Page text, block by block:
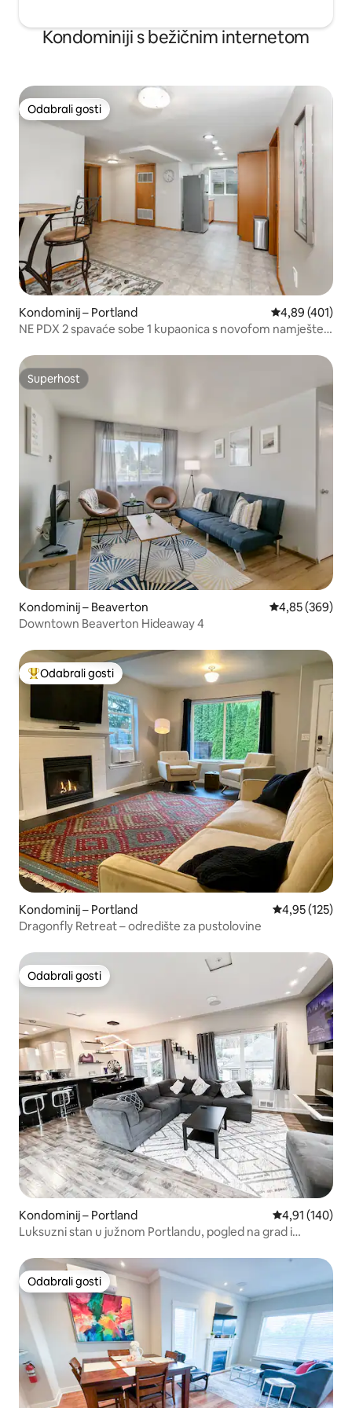
Kondominiji s bežičnim internetom
Odabrali gosti
Odabrali gosti
Kondominij – Portland Prosječna
4,89 (401)
NE PDX 2 spavaće sobe 1 kupaonica s novofom namješten
Superhost
Superhost
Kondominij – Beaverton Prosječna
4,85 (369)
Downtown Beaverton Hideaway 4
Među najviše rangiranima s oznakom „Odabrali gosti”
Odabrali gosti
Kondominij – Portland Prosječna
4,95 (125)
Dragonfly Retreat – odredište za pustolovine
Odabrali gosti
Odabrali gosti
Kondominij – Portland Prosječna
4,91 (140)
Luksuzni stan u južnom Portlandu, pogled na grad i
Odabrali gosti
Odabrali gosti